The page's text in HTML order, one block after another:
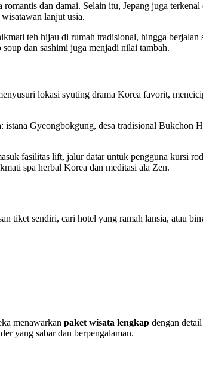
romantis dan damai. Selain itu, Jepang juga terkenal
lanjut usia.
teh hijau di rumah tradisional, hingga
dan sashimi juga menjadi nilai tambah.
lokasi syuting drama Korea favorit,
istana Gyeongbokgung, desa tradisional Bukchon
fasilitas lift, jalur datar untuk pengguna kursi
spa herbal Korea dan meditasi ala Zen.
tiket sendiri, cari hotel yang ramah lansia, atau
menawarkan paket wisata lengkap dengan
yang sabar dan berpengalaman.